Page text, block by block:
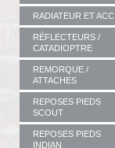
RADIATEUR ET ACC
RÉFLECTEURS /
CATADIOPTRE
REMORQUE /
ATTACHES
REPOSES PIEDS
SCOUT
REPOSES PIEDS
INDIAN